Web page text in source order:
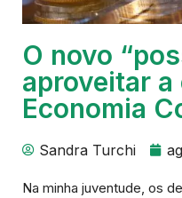
O novo
aproveitar a
Economia
Sandra Turchi
Na minha juventude, os